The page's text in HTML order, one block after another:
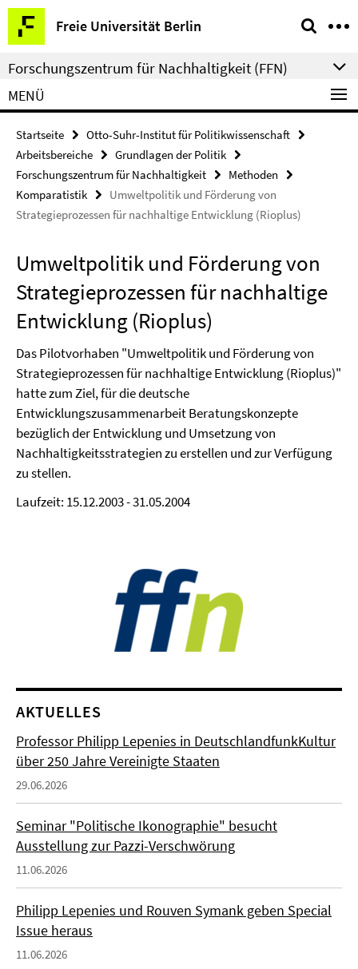
Springe
direkt
zu
Inhalt
Freie Universität Berlin
Service-
Navigation
Forschungszentrum für Nachhaltigkeit (FFN)
MENÜ
Startseite
Otto-Suhr-Institut für Politikwissenschaft
Arbeitsbereiche
Grundlagen der Politik
Forschungszentrum für Nachhaltigkeit
Methoden
Komparatistik
Umweltpolitik und Förderung von
Strategieprozessen für nachhaltige Entwicklung (Rioplus)
Umweltpolitik und Förderung von
Strategieprozessen für nachhaltige
Entwicklung (Rioplus)
Das Pilotvorhaben "Umweltpolitik und Förderung von
Strategieprozessen für nachhaltige Entwicklung (Rioplus)"
hatte zum Ziel, für die deutsche
Entwicklungszusammenarbeit Beratungskonzepte
bezüglich der Entwicklung und Umsetzung von
Nachhaltigkeitsstrategien zu erstellen und zur Verfügung
zu stellen.
Laufzeit: 15.12.2003 - 31.05.2004
AKTUELLES
Professor Philipp Lepenies in DeutschlandfunkKultur
über 250 Jahre Vereinigte Staaten
29.06.2026
Seminar "Politische Ikonographie" besucht
Ausstellung zur Pazzi-Verschwörung
11.06.2026
Philipp Lepenies und Rouven Symank geben Special
Issue heraus
11.06.2026